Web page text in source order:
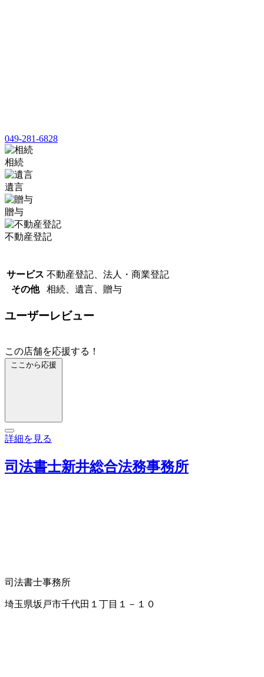
049-281-6828
相続
遺言
贈与
不動産登記
サービス 不動産登記、法人・商業登記
その他
相続、遺言、贈与
ユーザーレビュー
この店舗を応援する！
ここから応援
詳細を見る
司法書士新井総合法務事務所
司法書士事務所
埼玉県坂戸市千代田１丁目１－１０